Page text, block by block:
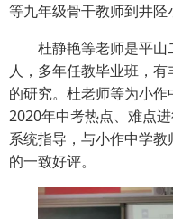
等九年级骨干教师到井陉
杜静艳等老师是平
人，多年任教毕业班，
的研究。杜老师等为小
2020年中考热点、难点
系统指导，与小作中学
的一致好评。